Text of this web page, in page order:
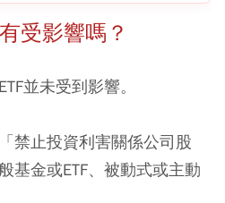
受影響嗎？
並未受到影響。
禁止投資利害關係公司股
基金或ETF、被動式或主動